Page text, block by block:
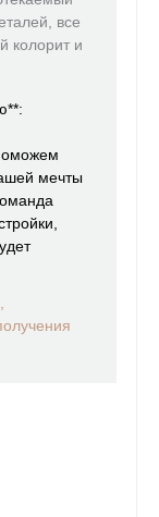
все
колорит и
мечты